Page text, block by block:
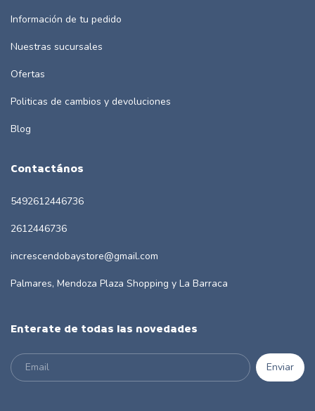
Información de tu pedido
Nuestras sucursales
Ofertas
Politicas de cambios y devoluciones
Blog
Contactános
5492612446736
2612446736
increscendobaystore@gmail.com
Palmares, Mendoza Plaza Shopping y La Barraca
Enterate de todas las novedades